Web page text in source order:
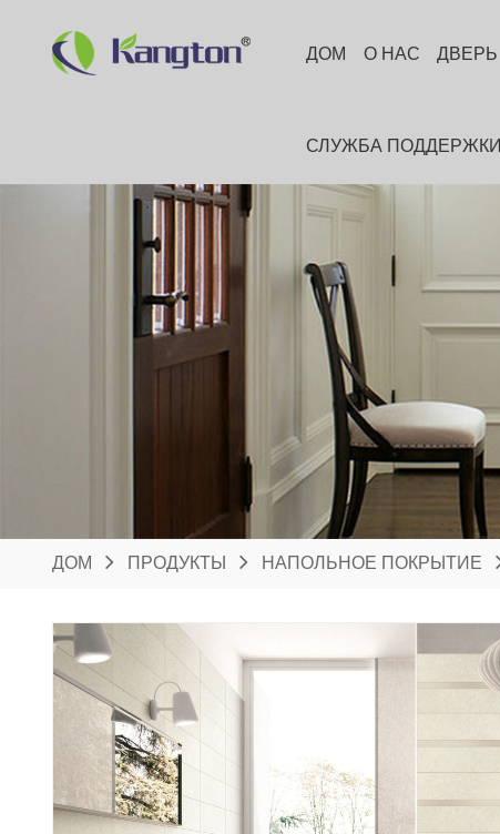
ДОМ О НАС ДВЕРЬ
СЛУЖБА ПОДДЕРЖКИ
ДОМ ПРОДУКТЫ НАПОЛЬНОЕ ПОКРЫТИЕ